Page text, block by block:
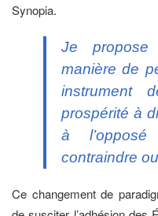
Synopia.
Je
manière de
instrument
prospérité à
à
contraindre
Ce changement de